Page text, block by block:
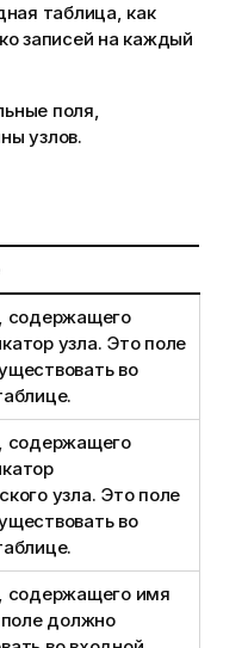
таблица, как
записей на каждый
поля,
узлов.
содержащего
узла. Это поле
во
содержащего
узла. Это поле
во
содержащего имя
должно